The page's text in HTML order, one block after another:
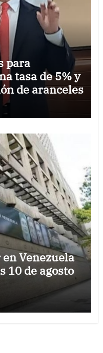
para
tasa de 5% y
de aranceles
Venezuela
10 de agosto